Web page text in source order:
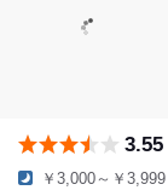
3.55
￥3,000～￥3,999